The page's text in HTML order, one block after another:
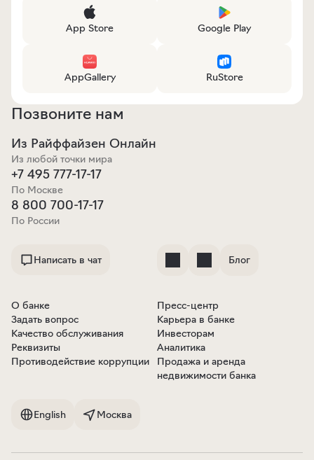
App Store Google Play
AppGallery RuStore
Позвоните нам
Из Райффайзен Онлайн
Из любой точки мира
+7 495 777-17-17
По Москве
8 800 700-17-17
По России
Написать в чат Блог
О банке
Задать вопрос
Качество обслуживания
Реквизиты
Противодействие коррупции
Пресс-центр
Карьера в банке
Инвесторам
Аналитика
Продажа и аренда
недвижимости банка
English Москва